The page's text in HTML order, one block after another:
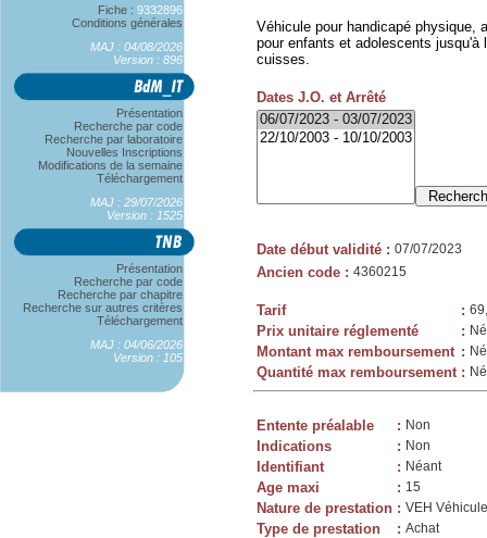
Fiche : 9332896
Conditions générales
MAJ : 04/08/2026
Version : 896
Présentation
Recherche par code
Recherche par laboratoire
Nouvelles Inscriptions
Modifications de la semaine
Téléchargement
MAJ : 29/07/2026
Version : 1525
Présentation
Recherche par code
Recherche par chapitre
Recherche sur autres critères
Téléchargement
MAJ : 04/06/2026
Version : 105
Véhicule pour handicapé physique,
pour enfants et adolescents jusqu'à
cuisses.
Dates J.O. et Arrêté
Date début validité : 07/07/2023
Ancien code : 4360215
Tarif :
Prix unitaire réglementé :
Montant max remboursement :
Quantité max remboursement :
Entente préalable : Non
Indications : Non
Identifiant : Néant
Age maxi : 15
Nature de prestation : VEH
Type de prestation : Achat